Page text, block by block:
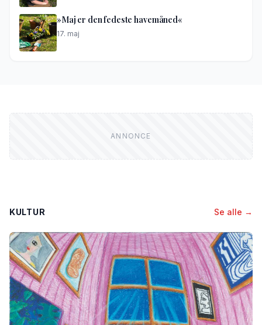
»Maj er den fedeste havemåned«
17. maj
KULTUR Se alle →